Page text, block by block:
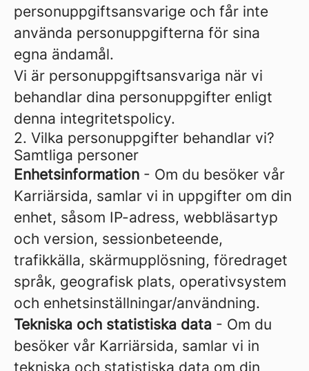
personuppgiftsansvarige och får inte
använda personuppgifterna för sina
egna ändamål.
Vi är personuppgiftsansvariga när vi
behandlar dina personuppgifter enligt
denna integritetspolicy.
2. Vilka personuppgifter behandlar vi?
Samtliga personer
Enhetsinformation - Om du besöker vår
Karriärsida, samlar vi in uppgifter om din
enhet, såsom IP-adress, webbläsartyp
och version, sessionbeteende,
trafikkälla, skärmupplösning, föredraget
språk, geografisk plats, operativsystem
och enhetsinställningar/användning.
Tekniska och statistiska data - Om du
besöker vår Karriärsida, samlar vi in
tekniska och statistiska data om din